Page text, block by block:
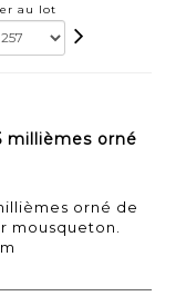
au lot
millièmes orné
orné de
mousqueton.